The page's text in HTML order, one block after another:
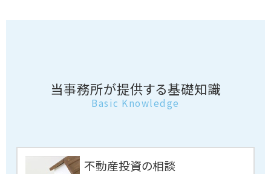
当事務所が提供する基礎知識
Basic Knowledge
不動産投資の相談